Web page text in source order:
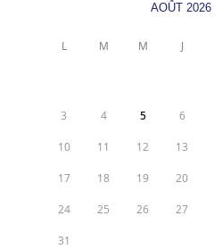
AOÛT 2026
L M M J
3 4 5 6
10 11 12 13
17 18 19 20
24 25 26 27
31